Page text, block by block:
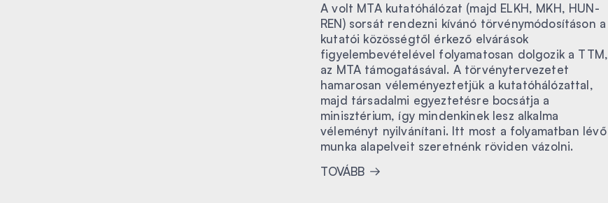
A volt MTA kutatóhálózat (majd ELKH, MKH, HUN-
REN) sorsát rendezni kívánó törvénymódosításon a
kutatói közösségtől érkező elvárások
figyelembevételével folyamatosan dolgozik a TTM,
az MTA támogatásával. A törvénytervezetet
hamarosan véleményeztetjük a kutatóhálózattal,
majd társadalmi egyeztetésre bocsátja a
minisztérium, így mindenkinek lesz alkalma
véleményt nyilvánítani. Itt most a folyamatban lévő
munka alapelveit szeretnénk röviden vázolni.
TOVÁBB